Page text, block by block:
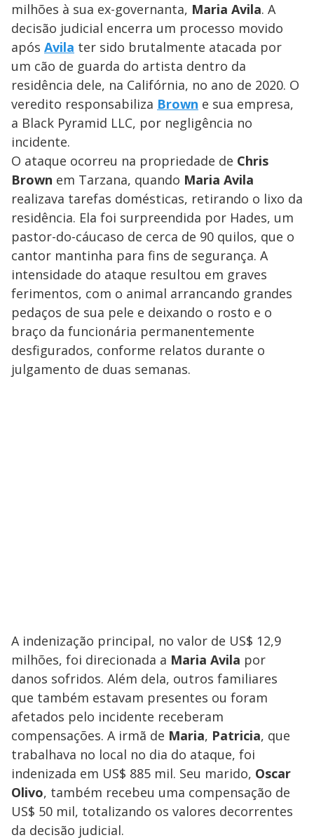
milhões à sua ex-governanta, Maria Avila. A
decisão judicial encerra um processo movido
após Avila ter sido brutalmente atacada por
um cão de guarda do artista dentro da
residência dele, na Califórnia, no ano de 2020. O
veredito responsabiliza Brown e sua empresa,
a Black Pyramid LLC, por negligência no
incidente.
O ataque ocorreu na propriedade de Chris
Brown em Tarzana, quando Maria Avila
realizava tarefas domésticas, retirando o lixo da
residência. Ela foi surpreendida por Hades, um
pastor-do-cáucaso de cerca de 90 quilos, que o
cantor mantinha para fins de segurança. A
intensidade do ataque resultou em graves
ferimentos, com o animal arrancando grandes
pedaços de sua pele e deixando o rosto e o
braço da funcionária permanentemente
desfigurados, conforme relatos durante o
julgamento de duas semanas.
A indenização principal, no valor de US$ 12,9
milhões, foi direcionada a Maria Avila por
danos sofridos. Além dela, outros familiares
que também estavam presentes ou foram
afetados pelo incidente receberam
compensações. A irmã de Maria, Patricia, que
trabalhava no local no dia do ataque, foi
indenizada em US$ 885 mil. Seu marido, Oscar
Olivo, também recebeu uma compensação de
US$ 50 mil, totalizando os valores decorrentes
da decisão judicial.